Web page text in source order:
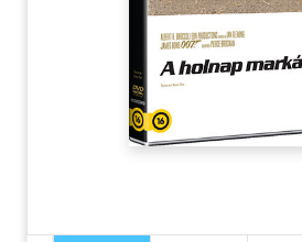
Szótár, nyelvkönyv
Tankönyv, segédkönyv
Társadalomtudomány